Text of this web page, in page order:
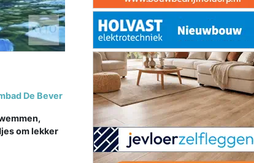
De Bever
om lekker